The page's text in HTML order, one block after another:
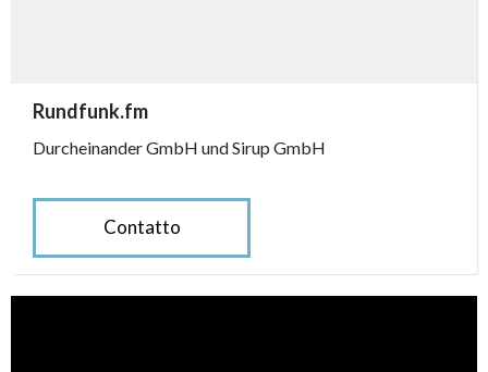
accessibility.sr-only.person_card_info
Rundfunk.fm
Durcheinander GmbH und Sirup GmbH
Contatto